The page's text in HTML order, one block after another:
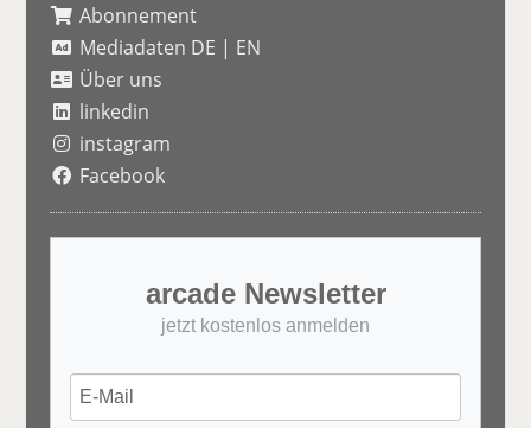
Abonnement
Mediadaten DE | EN
Über uns
linkedin
instagram
Facebook
arcade Newsletter
jetzt kostenlos anmelden